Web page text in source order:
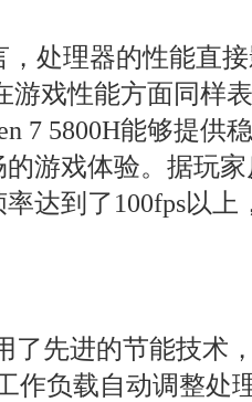
，处理器的性能直
游戏性能方面同样
7 5800H能够提供
游戏体验。据玩家
达到了100fps以
了先进的节能技术
作负载自动调整处